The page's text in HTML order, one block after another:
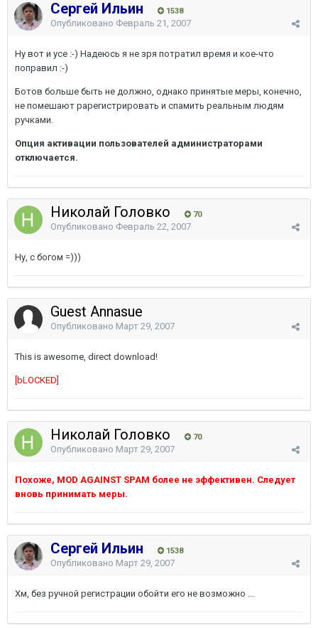
Сергей Ильин 1538
Опубликовано Февраль 21, 2007
Ну вот и усе :-) Надеюсь я не зря потратил время и кое-что
поправил :-)
Ботов больше быть не должно, однако принятые меры, конечно,
не помешают рарегистрировать и спамить реальным людям
ручками.
Опция активации пользователей администраторами
отключается.
Николай Головко 70
Опубликовано Февраль 22, 2007
Ну, с богом =)))
Guest Annasue
Опубликовано Март 29, 2007
This is awesome, direct download!
[bLOCKED]
Николай Головко 70
Опубликовано Март 29, 2007
Похоже, MOD AGAINST SPAM более не эффективен. Следует
вновь принимать меры.
Сергей Ильин 1538
Опубликовано Март 29, 2007
Хм, без ручной регистрации обойти его не возможно ...